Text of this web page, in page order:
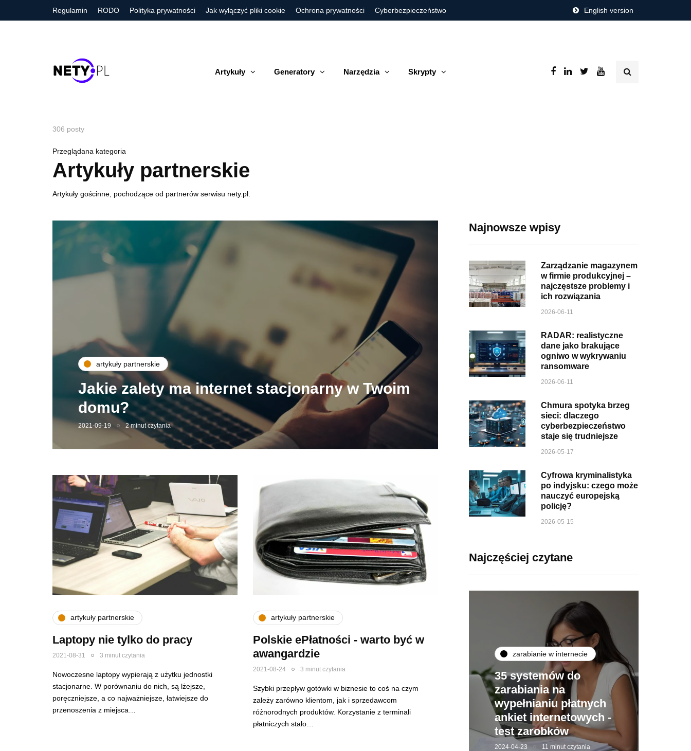
Regulamin RODO Polityka prywatności Jak wyłączyć pliki cookie Ochrona prywatności Cyberbezpieczeństwo English version
Artykuły Generatory Narzędzia Skrypty
306 posty
Przeglądana kategoria
Artykuły partnerskie
Artykuły gościnne, pochodzące od partnerów serwisu nety.pl.
artykuły partnerskie
Jakie zalety ma internet stacjonarny w Twoim
domu?
2021-09-19 2 minut czytania
artykuły partnerskie
Laptopy nie tylko do pracy
2021-08-31 3 minut czytania
Nowoczesne laptopy wypierają z użytku jednostki
stacjonarne. W porównaniu do nich, są lżejsze,
poręczniejsze, a co najważniejsze, łatwiejsze do
przenoszenia z miejsca…
artykuły partnerskie
Polskie ePłatności - warto być w
awangardzie
2021-08-24 3 minut czytania
Szybki przepływ gotówki w biznesie to coś na czym
zależy zarówno klientom, jak i sprzedawcom
różnorodnych produktów. Korzystanie z terminali
płatniczych stało…
Najnowsze wpisy
Zarządzanie magazynem
w firmie produkcyjnej –
najczęstsze problemy i
ich rozwiązania
2026-06-11
RADAR: realistyczne
dane jako brakujące
ogniwo w wykrywaniu
ransomware
2026-06-11
Chmura spotyka brzeg
sieci: dlaczego
cyberbezpieczeństwo
staje się trudniejsze
2026-05-17
Cyfrowa kryminalistyka
po indyjsku: czego może
nauczyć europejską
policję?
2026-05-15
Najczęściej czytane
zarabianie w internecie
35 systemów do
zarabiania na
wypełnianiu płatnych
ankiet internetowych -
test zarobków
2024-04-23 11 minut czytania